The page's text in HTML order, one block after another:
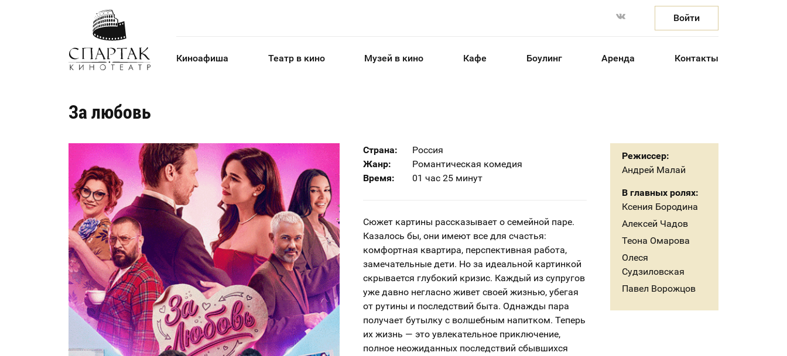
c Войти
Киноафиша Театр в кино Музей в кино Кафе Боулинг Аренда Контакты
За любовь
Страна:
Россия
Жанр:
Романтическая комедия
Время:
01 час 25 минут
Сюжет картины рассказывает о семейной паре.
Казалось бы, они имеют все для счастья:
комфортная квартира, перспективная работа,
замечательные дети. Но за идеальной картинкой
скрывается глубокий кризис. Каждый из супругов
уже давно негласно живет своей жизнью, убегая
от рутины и последствий быта. Однажды пара
получает бутылку с волшебным напитком. Теперь
их жизнь — это увлекательное приключение,
полное неожиданных последствий сбывшихся
Режиссер:
Андрей Малай
В главных ролях:
Ксения Бородина
Алексей Чадов
Теона Омарова
Олеся
Судзиловская
Павел Ворожцов